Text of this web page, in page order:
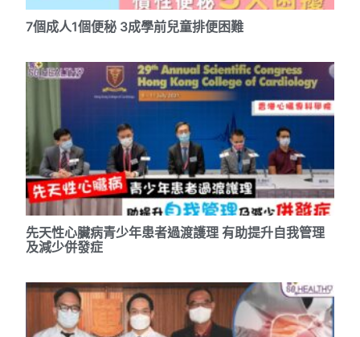
7個成人1個便秘 3成學前兒童排便困難
先天性心臟病青少年患者過渡護理 有助提升自我管理
及減少併發症